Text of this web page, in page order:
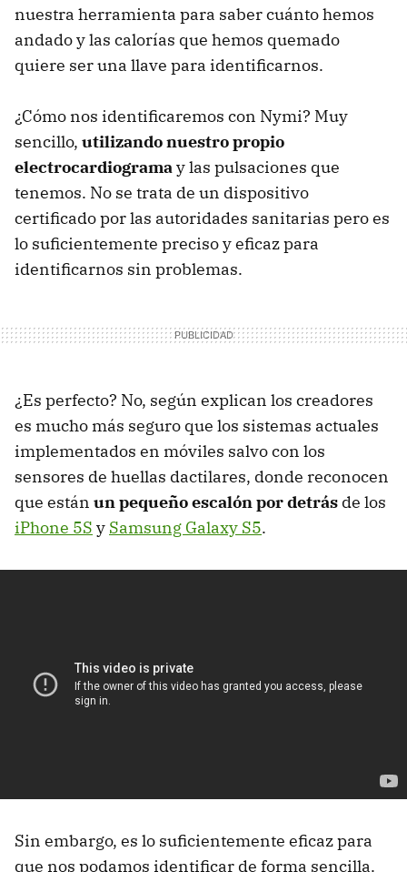
nuestra herramienta para saber cuánto hemos
andado y las calorías que hemos quemado
quiere ser una llave para identificarnos.
¿Cómo nos identificaremos con Nymi? Muy
sencillo, utilizando nuestro propio
electrocardiogramay las pulsaciones que
tenemos. No se trata de un dispositivo
certificado por las autoridades sanitarias pero es
lo suficientemente preciso y eficaz para
identificarnos sin problemas.
¿Es perfecto? No, según explican los creadores
es mucho más seguro que los sistemas actuales
implementados en móviles salvo con los
sensores de huellas dactilares, donde reconocen
que están un pequeño escalón por detrás de los
iPhone 5S y Samsung Galaxy S5.
Sin embargo, es lo suficientemente eficaz para
que nos podamos identificar de forma sencilla.